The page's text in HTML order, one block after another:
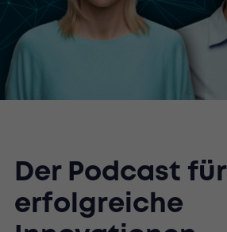
Der Podcast für
erfolgreiche